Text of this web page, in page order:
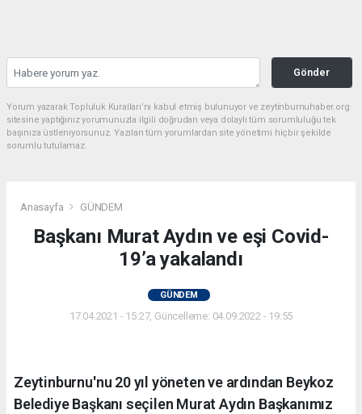
Gönder
Yorum yazarak Topluluk Kuralları’nı kabul etmiş bulunuyor ve zeytinburnuhaber.org
sitesine yaptığınız yorumunuzla ilgili doğrudan veya dolaylı tüm sorumluluğu tek
başınıza üstleniyorsunuz. Yazılan tüm yorumlardan site yönetimi hiçbir şekilde
sorumlu tutulamaz.
Anasayfa GÜNDEM
Başkanı Murat Aydın ve eşi Covid-
19’a yakalandı
GÜNDEM
17.04.2021 - 15:27, Güncelleme: 04.09.2022 - 19:55
Zeytinburnu'nu 20 yıl yöneten ve ardından Beykoz
Belediye Başkanı seçilen Murat Aydın Başkanımız